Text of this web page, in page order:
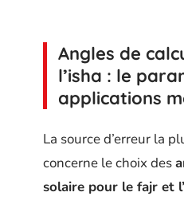
Angles de
l’isha : le
applications
La source d’erreur la
concerne le choix des
solaire pour le fajr et